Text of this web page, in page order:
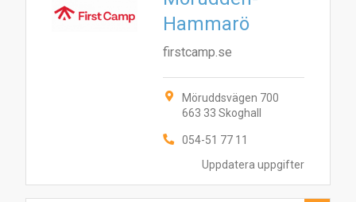
Uppdatera uppgifter
Hammarö
firstcamp.se
Möruddsvägen 700
663 33 Skoghall
054-51 77 11